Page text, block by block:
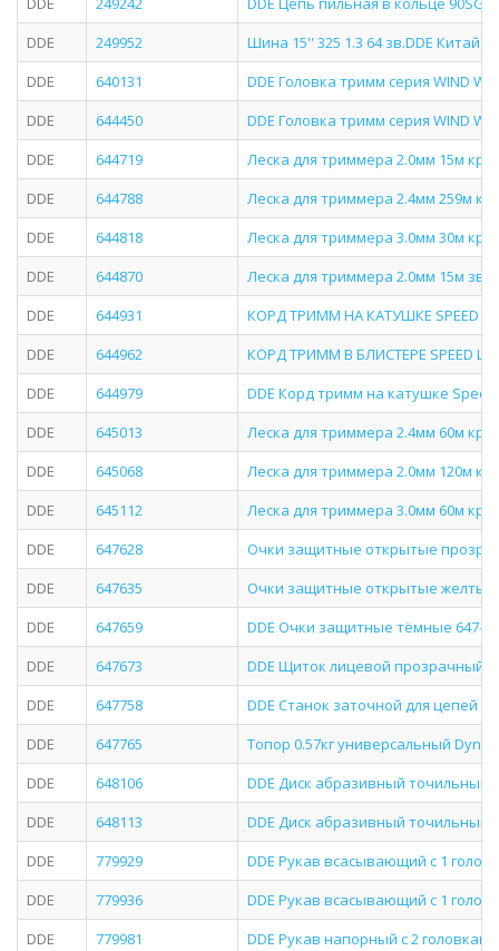
DDE
249952
Шина 15'' 325 1.3 64 зв.DDE Китай
DDE
640131
DDE Головка тримм серия WIND
DDE
644450
DDE Головка тримм серия WIND
DDE
644719
Леска для триммера 2.0мм 15м круг
DDE
644788
Леска для триммера 2.4мм 259м
DDE
644818
Леска для триммера 3.0мм 30м круг
DDE
644870
Леска для триммера 2.0мм 15м
DDE
644931
КОРД ТРИММ НА КАТУШКЕ SPEED
DDE
644962
КОРД ТРИММ В БЛИСТЕРЕ SPEED
DDE
644979
DDE Корд тримм на катушке
DDE
645013
Леска для триммера 2.4мм 60м
DDE
645068
Леска для триммера 2.0мм 120м
DDE
645112
Леска для триммера 3.0мм 60м
DDE
647628
Очки защитные открытые
DDE
647635
Очки защитные открытые желтые
DDE
647659
DDE Очки защитные тёмные 647-
DDE
647673
DDE Щиток лицевой прозрачный
DDE
647758
DDE Станок заточной для цепей
DDE
647765
Топор 0.57кг универсальный
DDE
648106
DDE Диск абразивный точильный
DDE
648113
DDE Диск абразивный точильный
DDE
779929
DDE Рукав всасывающий с 1
DDE
779936
DDE Рукав всасывающий с 1
DDE
779981
DDE Рукав напорный с 2